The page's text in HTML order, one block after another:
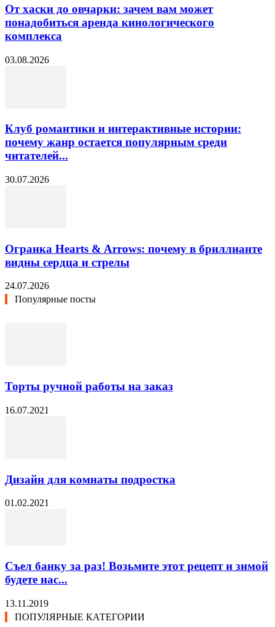
От хаски до овчарки: зачем вам может
понадобиться аренда кинологического
комплекса
03.08.2026
Клуб романтики и интерактивные истории:
почему жанр остается популярным среди
читателей...
30.07.2026
Огранка Hearts & Arrows: почему в бриллианте
видны сердца и стрелы
24.07.2026
Популярные посты
Торты ручной работы на заказ
16.07.2021
Дизайн для комнаты подростка
01.02.2021
Съел банку за раз! Возьмите этот рецепт и зимой
будете нас...
13.11.2019
ПОПУЛЯРНЫЕ КАТЕГОРИИ